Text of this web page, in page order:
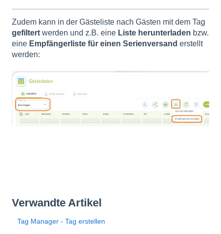
Zudem kann in der Gästeliste nach Gästen mit dem Tag
gefiltert werden und z.B. eine Liste herunterladen bzw.
eine Empfängerliste für einen Serienversand erstellt
werden:
Verwandte Artikel
Tag Manager - Tag erstellen